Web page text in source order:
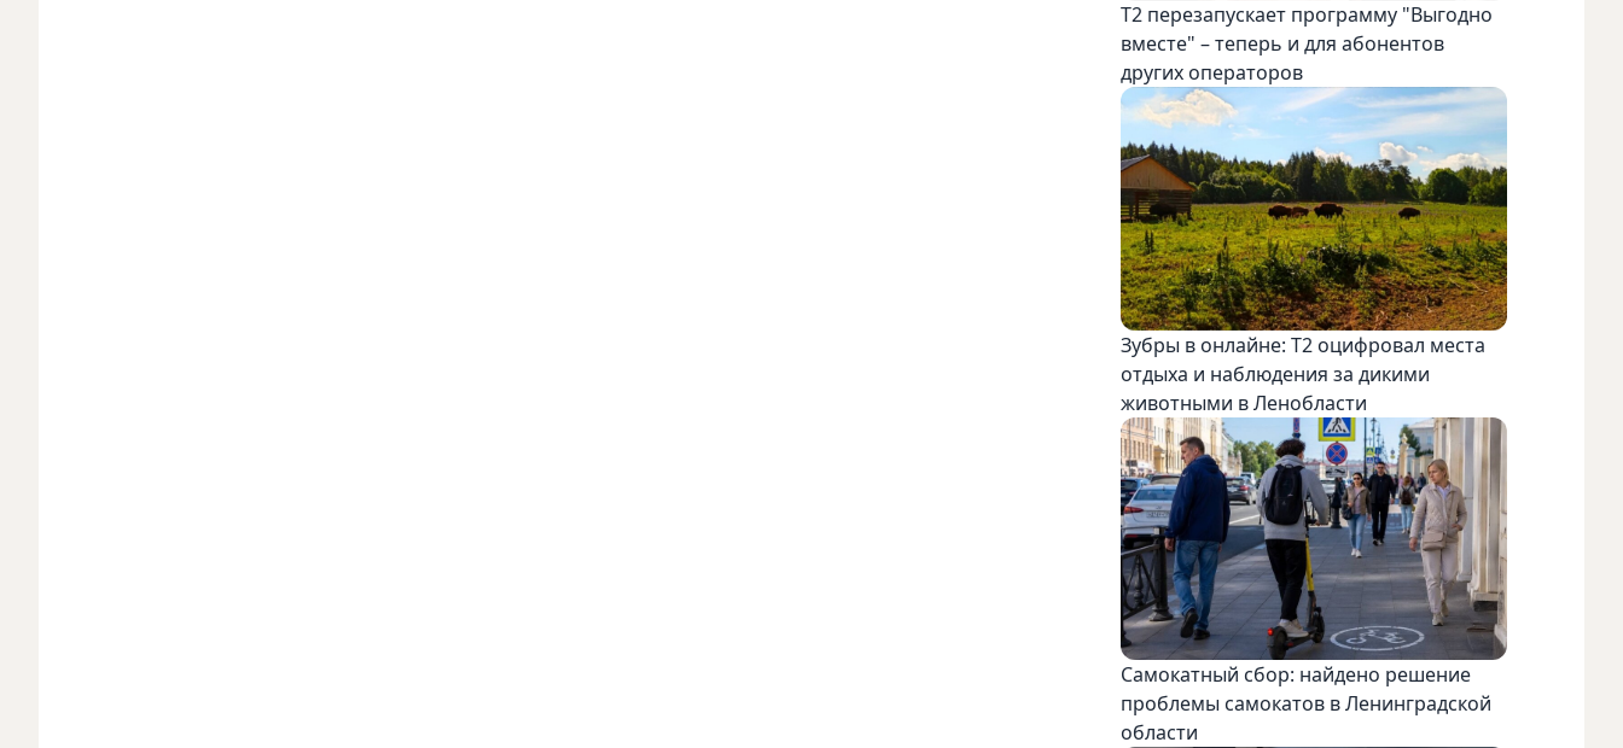
Т2 перезапускает программу "Выгодно
вместе" – теперь и для абонентов
других операторов
Зубры в онлайне: Т2 оцифровал места
отдыха и наблюдения за дикими
животными в Ленобласти
Самокатный сбор: найдено решение
проблемы самокатов в Ленинградской
области